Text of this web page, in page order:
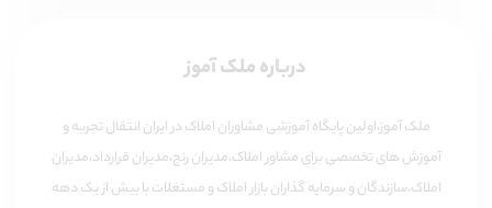
درباره ملک آموز
ملک آموز،اولین پایگاه آموزشی مشاوران املاک در ایران انتقال تجربه و
آموزش های تخصصی برای مشاور املاک،مدیران رنج،مدیران قرارداد،مدیران
املاک،سازندگان و سرمایه گذاران بازار املاک و مستغلات با بیش از یک دهه